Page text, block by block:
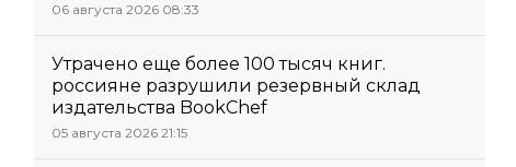
06 августа 2026 08:33
Утрачено еще более 100 тысяч книг.
россияне разрушили резервный склад
издательства BookChef
05 августа 2026 21:15